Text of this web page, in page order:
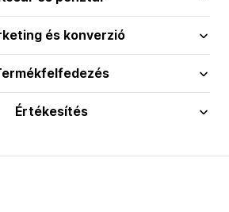
és konverzió
Értékesítés